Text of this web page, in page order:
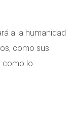
a la humanidad
como sus
como lo